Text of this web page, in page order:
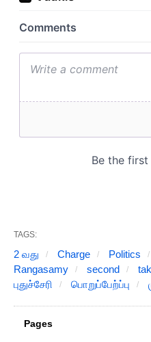
TAGS:
2 வது Charge Politics
Rangasamy
second
புதுச்சேரி
பொறுப்பேற்ப்பு
Pages